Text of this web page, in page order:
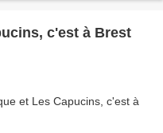
c'est à Brest